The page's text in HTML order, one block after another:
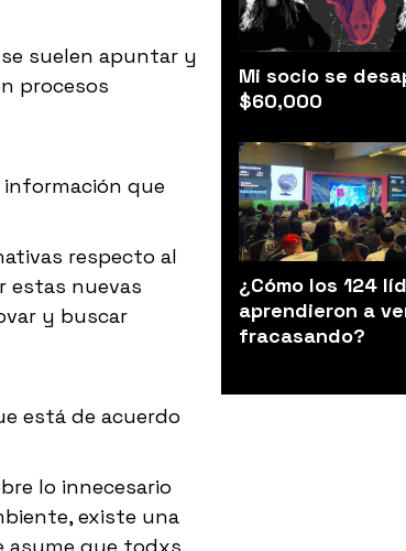
suelen apuntar y
procesos
que
respecto al
estas nuevas
y buscar
está de acuerdo
lo innecesario
existe una
Mi socio se
$60,000
¿Cómo los 124
aprendieron a
fracasando?